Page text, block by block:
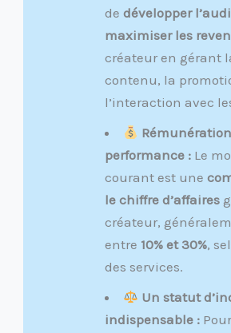
de développer
maximiser les
créateur en gérant
contenu, la
l’interaction avec
performance :Le
courant est une
le chiffre d’affaires
créateur,
entre 10% et 30%,
des services.
Un statut
indispensable :